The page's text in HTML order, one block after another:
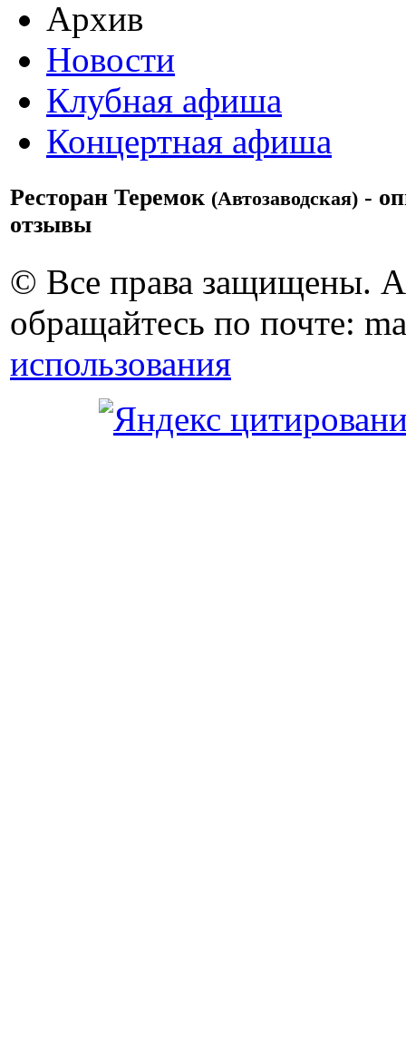
Архив
Новости
Клубная афиша
Концертная афиша
Ресторан Теремок (Автозаводская) -
отзывы
© Все права защищены.
обращайтесь по почте:
использования